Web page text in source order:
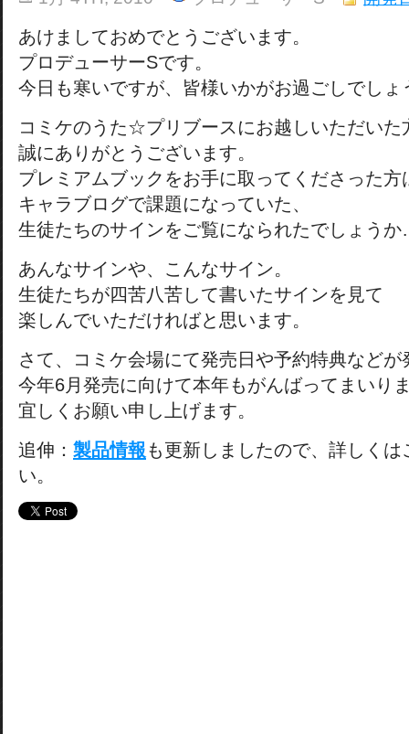
あけましておめでとうございます。
プロデューサーSです。
今日も寒いですが、皆様いかがお過ごしでしょ
コミケのうた☆プリブースにお越しいただいた
誠にありがとうございます。
プレミアムブックをお手に取ってくださった方
キャラブログで課題になっていた、
生徒たちのサインをご覧になられたでしょう
あんなサインや、こんなサイン。
生徒たちが四苦八苦して書いたサインを見て
楽しんでいただければと思います。
さて、コミケ会場にて発売日や予約特典など
今年6月発売に向けて本年もがんばってまいり
宜しくお願い申し上げます。
追伸： 製品情報も更新しましたので、詳しく
い。